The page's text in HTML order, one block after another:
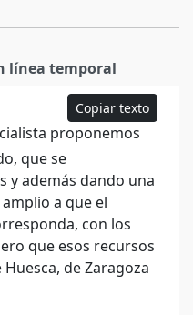
línea temporal
Copiar texto
proponemos
que se
y además dando una
a que el
con los
que esos recursos
de Zaragoza